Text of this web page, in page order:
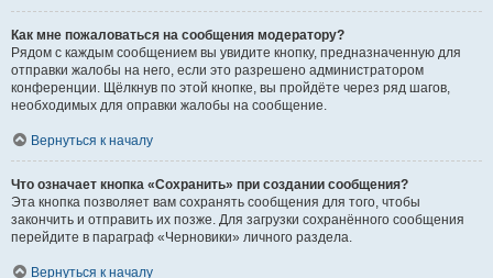
Как мне пожаловаться на сообщения модератору?
Рядом с каждым сообщением вы увидите кнопку, предназначенную для
отправки жалобы на него, если это разрешено администратором
конференции. Щёлкнув по этой кнопке, вы пройдёте через ряд шагов,
необходимых для оправки жалобы на сообщение.
Вернуться к началу
Что означает кнопка «Сохранить» при создании сообщения?
Эта кнопка позволяет вам сохранять сообщения для того, чтобы
закончить и отправить их позже. Для загрузки сохранённого сообщения
перейдите в параграф «Черновики» личного раздела.
Вернуться к началу